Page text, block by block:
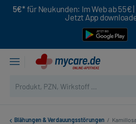
5€* für Neukunden: Im Web ab 55€
Jetzt App
Blähungen & Verdauungsstörungen /